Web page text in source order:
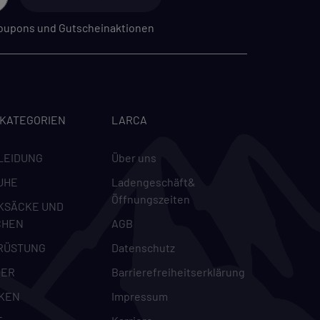
und Gutscheinaktionen
UND
LARCA
Über uns
Ladengeschäft&
Öffnungszeiten
AGB
Datenschutz
Barrierefreiheitserklärung
Impressum